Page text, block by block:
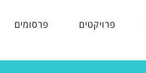
פרויקטים פרסומים